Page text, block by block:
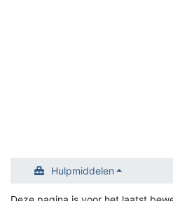
Hulpmiddelen